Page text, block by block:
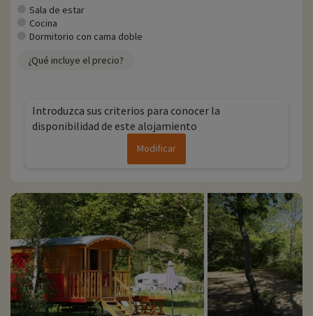
Sala de estar
Cocina
Dormitorio con cama doble
¿Qué incluye el precio?
Introduzca sus criterios para conocer la
disponibilidad de este alojamiento
Modificar